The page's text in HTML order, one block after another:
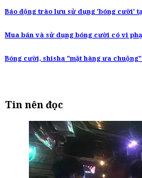
Báo động trào lưu sử dụng 'bóng cười'
Mua bán và sử dụng bóng cười có vi
Bóng cười, shisha "mặt hàng ưa
Tin nên đọc